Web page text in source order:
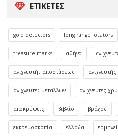
ΕΤΙΚΈΤΕΣ
gold detectors long range locators
treasure marks αθήνα
ανιχνευτής αποστάσεως
ανιχνευτες μεταλλων ανιχνευτες
αποκρύψεις βιβλίο βράχος
εκκρεμοσκοπία ελλάδα